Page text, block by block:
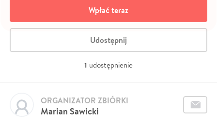
Wpłać teraz
Udostępnij
1 udostępnienie
Marian Sawicki
ORGANIZATOR ZBIÓRKI